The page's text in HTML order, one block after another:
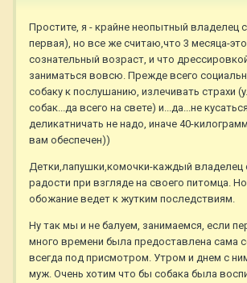
Простите, я - крайне неопытный владелец
первая), но все же считаю,что 3 месяца-
сознательный возраст, и что
заниматься вовсю. Прежде всего
собаку к послушанию, излечивать страхи
собак...да всего на свете) и...да...не
деликатничать не надо, иначе 40-
вам обеспечен))
Детки,лапушки,комочки-каждый владелец
радости при взгляде на своего питомца.
обожание ведет к жутким последствиям.
Ну так мы и не балуем, занимаемся, если
много времени была предоставлена сама
всегда под присмотром. Утром и днем с
муж. Очень хотим что бы собака была